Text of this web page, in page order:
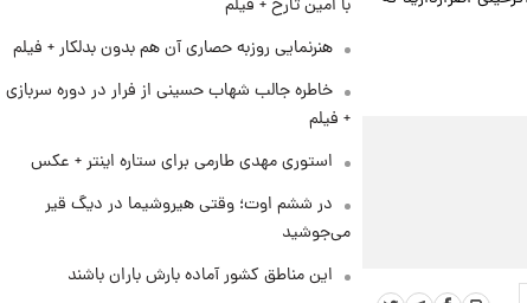
با امین تارخ + فیلم
هنرنمایی روزبه حصاری آن هم بدون بدلکار + فیلم
خاطره جالب شهاب حسینی از فرار در دوره سربازی
+ فیلم
استوری مهدی طارمی برای ستاره اینتر + عکس
در ششم اوت؛ وقتی هیروشیما در دیگ قیر
می‌جوشید
این مناطق کشور آماده بارش باران باشند